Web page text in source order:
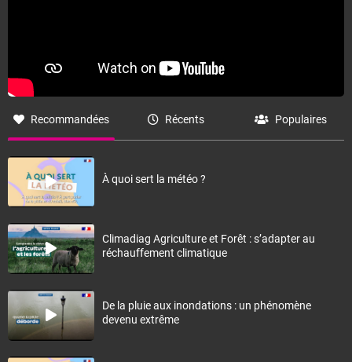
Recommandées Récents Populaires
À quoi sert la météo ?
Climadiag Agriculture et Forêt : s’adapter au
réchauffement climatique
De la pluie aux inondations : un phénomène
devenu extrême